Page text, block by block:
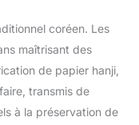
coréen. Les
maîtrisant des
de papier hanji,
transmis de
à la préservation de